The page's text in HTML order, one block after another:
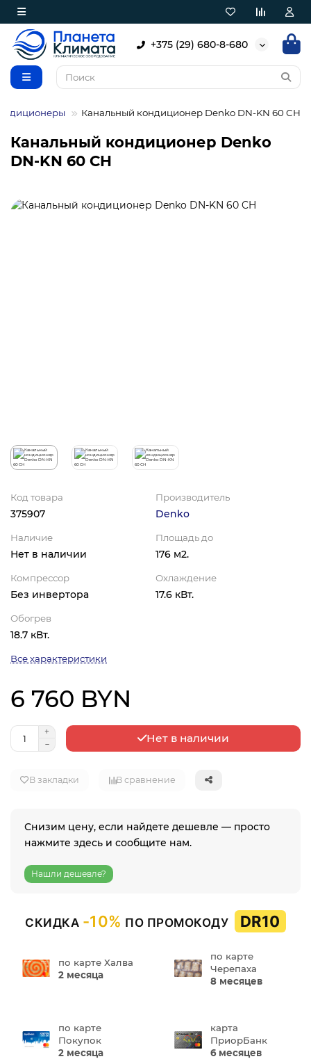
+375 (29) 680-8-680
Канальный кондиционер Denko DN-KN 60 CH
Канальный кондиционер Denko
DN-KN 60 CH
Код товара
375907
Производитель
Denko
Наличие
Нет в наличии
Площадь до
176 м2.
Компрессор
Без инвертора
Охлаждение
17.6 кВт.
Обогрев
18.7 кВт.
Все характеристики
6 760 BYN
Нет в наличии
В закладки В сравнение
Снизим цену, если найдете дешевле — просто
нажмите здесь и сообщите нам.
Нашли дешевле?
СКИДКА -10% ПО ПРОМОКОДУ DR10
по карте Халва
2 месяца
по карте
Черепаха
8 месяцев
по карте
Покупок
2 месяца
карта
ПриорБанк
6 месяцев